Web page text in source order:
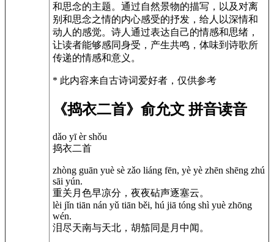
和思念的主题。通过自然景物的描写，以及对离
别和思念之情的内心感受的抒发，给人以深情和
动人的感觉。诗人通过表达自己的情感和思绪，
让读者能够感同身受，产生共鸣，体味到诗歌所
传递的情感和意义。
* 此内容来自古诗词爱好者，仅供参考
《捣衣二首》俞允文 拼音读音
dǎo yī èr shǒu
捣衣二首
zhòng guān yuè sè zǎo liáng fēn, yè yè zhēn shēng zhú
sāi yún.
重关月色早凉分，夜夜砧声逐塞云。
lèi jǐn tiān nán yǔ tiān běi, hú jiā tóng shì yuè zhōng
wén.
泪尽天南与天北，胡笳同是月中闻。